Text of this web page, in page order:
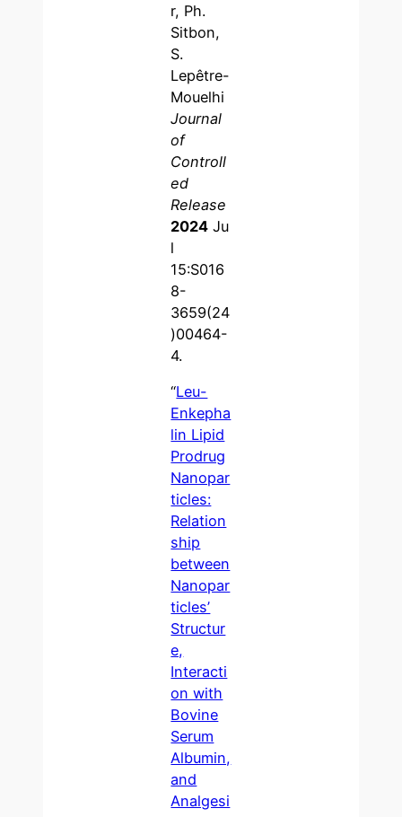
r, Ph.
Sitbon,
S.
Lepêtre-
Mouelhi
Journal
of
Controll
ed
Release
2024 Ju
l
15:S016
8-
3659(24
)00464-
4.
“Leu-
Enkepha
lin Lipid
Prodrug
Nanopar
ticles:
Relation
ship
between
Nanopar
ticles’
Structur
e,
Interacti
on with
Bovine
Serum
Albumin,
and
Analgesi